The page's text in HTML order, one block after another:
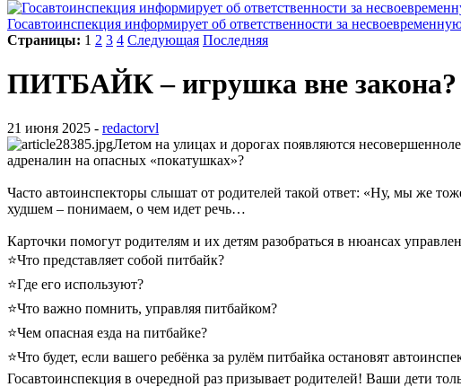
Госавтоинспекция информирует об ответственности за
Страницы: 1 2 3 4 Следующая Последняя
ПИТБАЙК – игрушка вне закона?
21 июня 2025 - redactorvl
Летом на улицах и дорогах появляются
адреналин на опасных «покатушках»?
Часто автоинспекторы слышат от родителей такой ответ: «Ну, мы же
худшем – понимаем, о чем идет речь…
Карточки помогут родителям и их детям разобраться в нюансах
⭐️Что представляет собой питбайк?
⭐️Где его используют?
⭐️Что важно помнить, управляя питбайком?
⭐️Чем опасная езда на питбайке?
⭐️Что будет, если вашего ребёнка за рулём питбайка остановят
Госавтоинспекция в очередной раз призывает родителей! Ваши дети